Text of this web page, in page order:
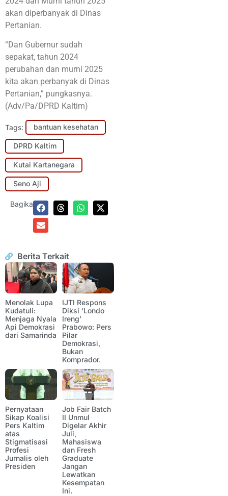
akan diperbanyak di Dinas
Pertanian.
“Dan Gubernur sudah
sepakat, tahun 2024
perubahan dan murni 2025
kita akan perbanyak di Dinas
Pertanian,” pungkasnya.
(Adv/Pa/DPRD Kaltim)
Tags: bantuan kesehatan
DPRD Kaltim
Kutai Kartanegara
Seno Aji
Bagikan:
Berita Terkait
Menolak Lupa
Kudatuli:
Menjaga Nyala
Api Demokrasi
dari Samarinda
IJTI Respons
Diksi ‘Londo
Ireng’
Prabowo: Pers
Pilar
Demokrasi,
Bukan
Komprador.
Pernyataan
Sikap Koalisi
Pers Kaltim
atas
Stigmatisasi
Profesi
Jurnalis oleh
Presiden
Job Fair Batch
II Unmul
Digelar Akhir
Juli,
Mahasiswa
dan Fresh
Graduate
Jangan
Lewatkan
Kesempatan
Ini.